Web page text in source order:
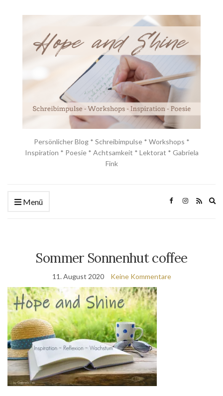
Persönlicher Blog * Schreibimpulse * Workshops *
Inspiration * Poesie * Achtsamkeit * Lektorat * Gabriela
Fink
Menü
Sommer Sonnenhut coffee
11. August 2020 Keine Kommentare